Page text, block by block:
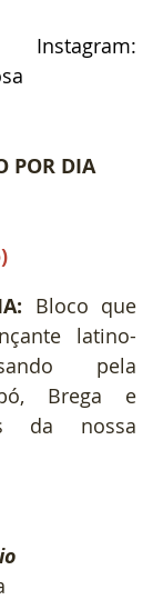
POR DIA
: Bloco que
latino-
pela
Brega e
da nossa